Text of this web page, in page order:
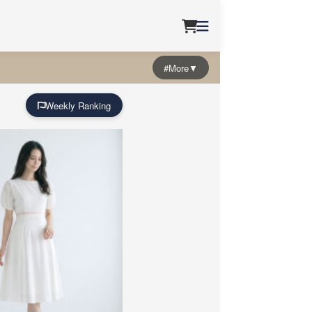
#More▼
Weekly Ranking